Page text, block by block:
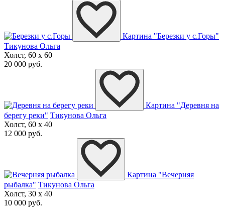
Картина "Березки у с.Горы"
Тикунова Ольга
Холст, 60 x 60
20 000 руб.
Картина "Деревня на
берегу реки" Тикунова Ольга
Холст, 60 x 40
12 000 руб.
Картина "Вечерняя
рыбалка" Тикунова Ольга
Холст, 30 x 40
10 000 руб.